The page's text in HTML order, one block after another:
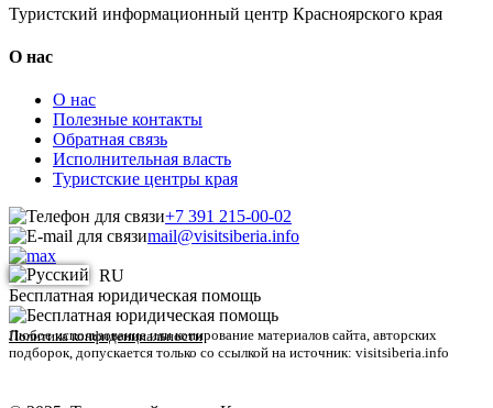
Туристский информационный центр Красноярского края
О нас
О нас
Полезные контакты
Обратная связь
Исполнительная власть
Туристские центры края
+7 391 215-00-02
mail@visitsiberia.info
RU
Бесплатная юридическая помощь
Политика конфиденциальности
Любое использование или копирование материалов сайта, авторских
подборок, допускается только со ссылкой на источник: visitsiberia.info